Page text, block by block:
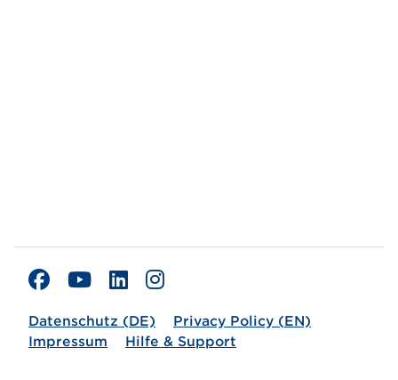
Datenschutz (DE)
Privacy Policy (EN)
Impressum
Hilfe & Support